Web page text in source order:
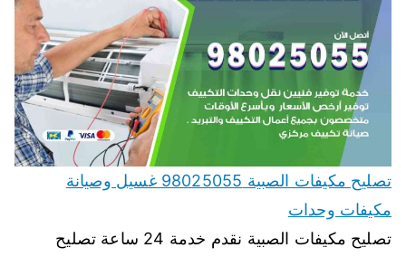
تصليح مكيفات الصبية 98025055 غسيل وصيانة
مكيفات وحدات
تصليح مكيفات الصبية نقدم خدمة 24 ساعة تصليح